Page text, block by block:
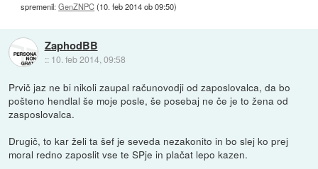
spremenil:GenZNPC(10. feb 2014 ob 09:50)
ZaphodBB
:: 10. feb 2014, 09:58
Prvič jaz ne bi nikoli zaupal računovodji od zaposlovalca, da bo
pošteno hendlal še moje posle, še posebaj ne če je to žena od
zasposlovalca.
Drugič, to kar želi ta šef je seveda nezakonito in bo slej ko prej
moral redno zaposlit vse te SPje in plačat lepo kazen.